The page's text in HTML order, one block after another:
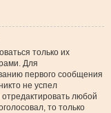
только их
Для
первого сообщения
не успел
любой
то только